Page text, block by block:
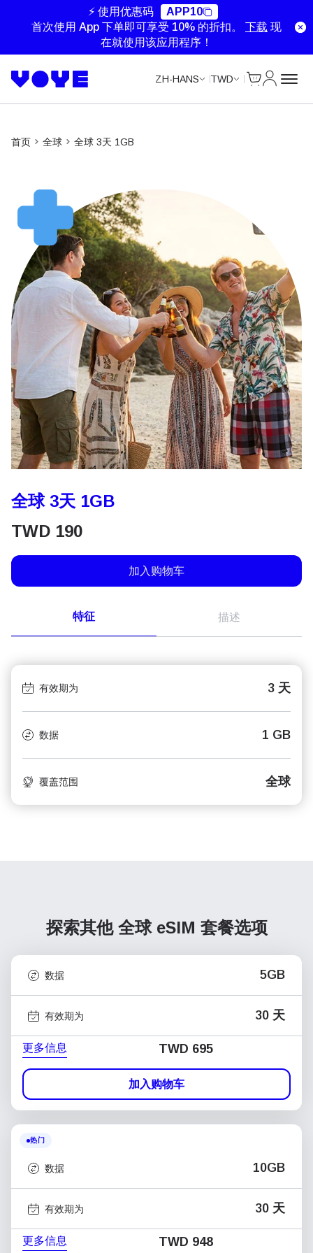
⚡ 使用优惠码
APP10
首次使用 App 下单即可享受 10% 的折扣。 下载 现
在就使用该应用程序！
ZH-HANS TWD
首页 全球 全球 3天 1GB
全球 3天 1GB
TWD 190
加入购物车
特征 描述
有效期为 3 天
数据 1 GB
覆盖范围 全球
探索其他 全球 eSIM 套餐选项
数据 5GB
有效期为 30 天
更多信息 TWD 695
加入购物车
热门
数据 10GB
有效期为 30 天
更多信息 TWD 948